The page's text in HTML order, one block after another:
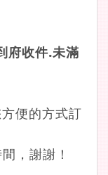
府收件.未滿
便的方式訂
，謝謝！